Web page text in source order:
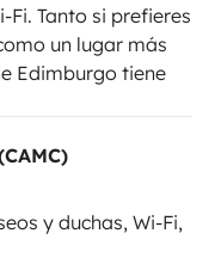
Fi. Tanto si prefieres
un lugar más
Edimburgo tiene
y duchas, Wi-Fi,